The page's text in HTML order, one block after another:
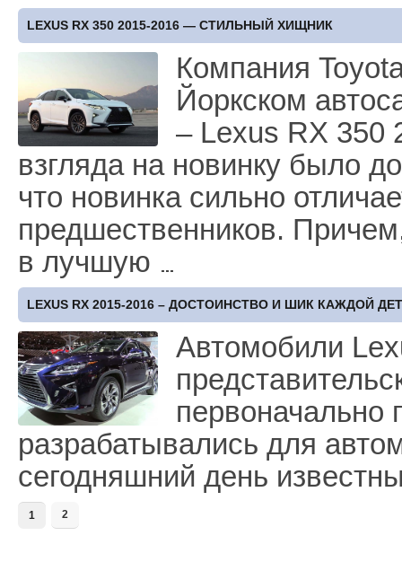
LEXUS RX 350 2015-2016 — СТИЛЬНЫЙ ХИЩНИК
Компания
Йоркском
– Lexus RX 350
взгляда на новинку было
что новинка сильно
предшественников.
в лучшую
LEXUS RX 2015-2016 – ДОСТОИНСТВО И ШИК КАЖДОЙ
Автомобили
первоначально
разрабатывались для
сегодняшний день
1 2